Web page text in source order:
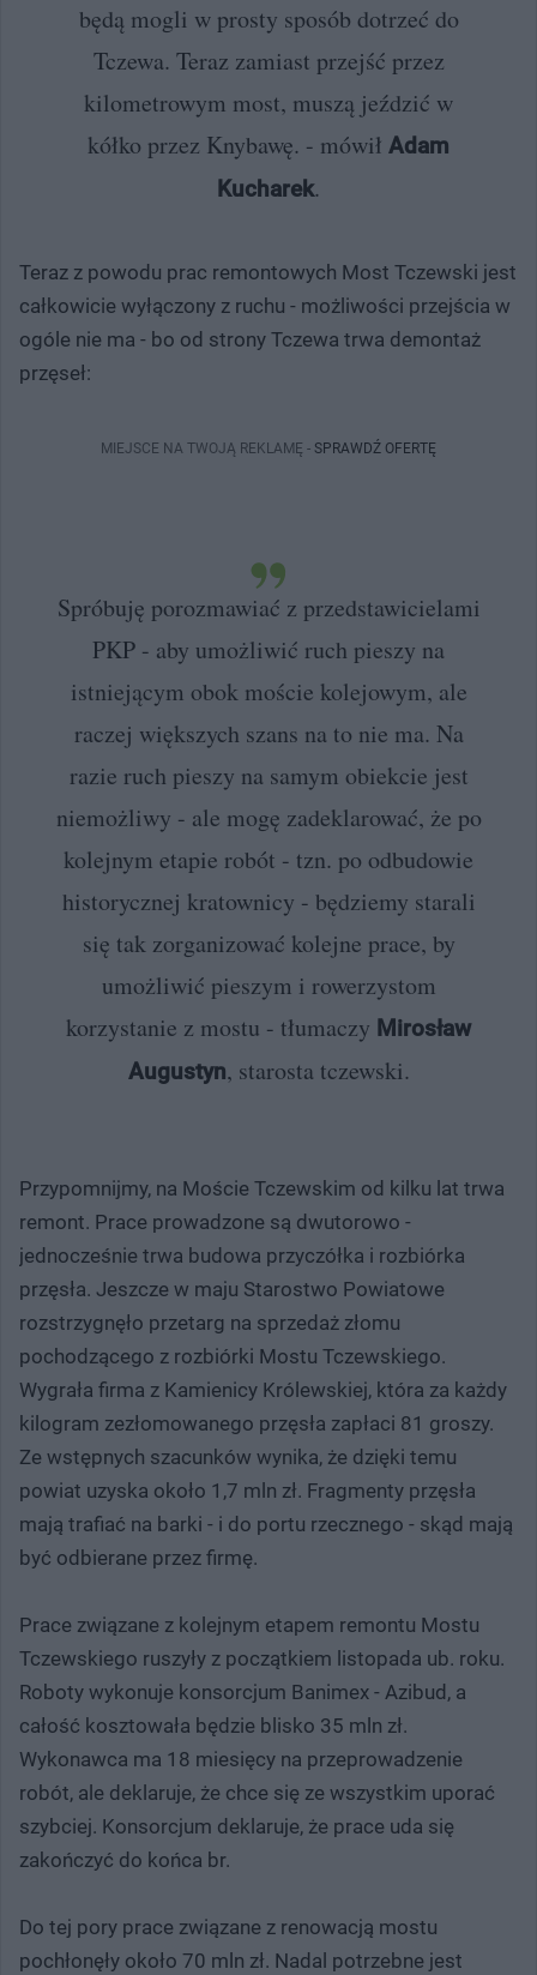
będą mogli w prosty sposób dotrzeć do
Tczewa. Teraz zamiast przejść przez
kilometrowym most, muszą jeździć w
kółko przez Knybawę. - mówił Adam
Kucharek.
Teraz z powodu prac remontowych Most Tczewski jest
całkowicie wyłączony z ruchu - możliwości przejścia w
ogóle nie ma - bo od strony Tczewa trwa demontaż
przęseł:
MIEJSCE NA TWOJĄ REKLAMĘ - SPRAWDŹ OFERTĘ
Spróbuję porozmawiać z przedstawicielami
PKP - aby umożliwić ruch pieszy na
istniejącym obok moście kolejowym, ale
raczej większych szans na to nie ma. Na
razie ruch pieszy na samym obiekcie jest
niemożliwy - ale mogę zadeklarować, że po
kolejnym etapie robót - tzn. po odbudowie
historycznej kratownicy - będziemy starali
się tak zorganizować kolejne prace, by
umożliwić pieszym i rowerzystom
korzystanie z mostu - tłumaczy Mirosław
Augustyn, starosta tczewski.
Przypomnijmy, na Moście Tczewskim od kilku lat trwa
remont. Prace prowadzone są dwutorowo -
jednocześnie trwa budowa przyczółka i rozbiórka
przęsła. Jeszcze w maju Starostwo Powiatowe
rozstrzygnęło przetarg na sprzedaż złomu
pochodzącego z rozbiórki Mostu Tczewskiego.
Wygrała firma z Kamienicy Królewskiej, która za każdy
kilogram zezłomowanego przęsła zapłaci 81 groszy.
Ze wstępnych szacunków wynika, że dzięki temu
powiat uzyska około 1,7 mln zł. Fragmenty przęsła
mają trafiać na barki - i do portu rzecznego - skąd mają
być odbierane przez firmę.
Prace związane z kolejnym etapem remontu Mostu
Tczewskiego ruszyły z początkiem listopada ub. roku.
Roboty wykonuje konsorcjum Banimex - Azibud, a
całość kosztowała będzie blisko 35 mln zł.
Wykonawca ma 18 miesięcy na przeprowadzenie
robót, ale deklaruje, że chce się ze wszystkim uporać
szybciej. Konsorcjum deklaruje, że prace uda się
zakończyć do końca br.
Do tej pory prace związane z renowacją mostu
pochłonęły około 70 mln zł. Nadal potrzebne jest